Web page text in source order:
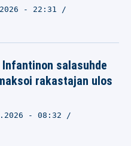
- 22:31
Infantinon salasuhde
rakastajan ulos
- 08:32